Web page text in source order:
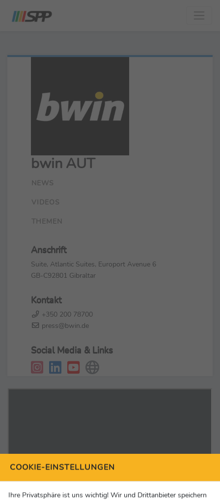
bwin AUT
NEWS
VIDEOS
THEMEN
Anschrift
Suite, Atlantic Suites, Europort Avenue 6
GB-C92801 Gibraltar
Kontakt
+350 200 78700
press@bwin.de
Social Media & Links
COOKIE-EINSTELLUNGEN
Ihre Privatsphäre ist uns wichtig! Wir und Drittanbieter speichern